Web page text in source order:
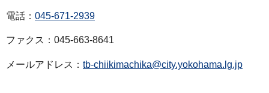
電話： 045-671-2939
ファクス：045-663-8641
メールアドレス： tb-chiikimachika@city.yokohama.lg.jp